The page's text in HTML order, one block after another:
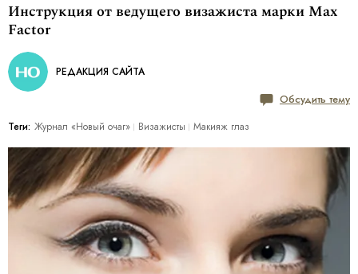
Инструкция от ведущего визажиста марки Max
Factor
РЕДАКЦИЯ САЙТА
Обсудить тему
Теги: Журнал «Новый очаг» Визажисты Макияж глаз